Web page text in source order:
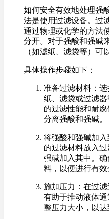
如何安全有效地处理强
法是使用过滤设备。过
通过物理或化学的方法
分开。对于强酸和强碱
（如滤纸、滤袋等）可
具体操作步骤如下：
准备过滤材料：
纸、滤袋或过滤
的过滤性能和耐
分离强酸和强碱。
将强酸和强碱加
的过滤材料放入
强碱加入其中。
料，以便进行有效
施加压力：在过
有助于推动液体
整压力大小，以达